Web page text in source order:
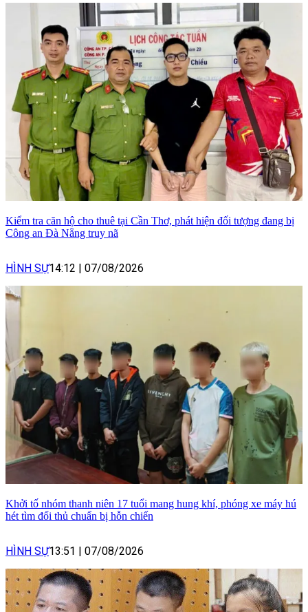
Kiểm tra căn hộ cho thuê tại Cần Thơ, phát hiện đối tượng đang bị
Công an Đà Nẵng truy nã
HÌNH SỰ14:12 07/08/2026
Khởi tố nhóm thanh niên 17 tuổi mang hung khí, phóng xe máy hú
hét tìm đối thủ chuẩn bị hỗn chiến
HÌNH SỰ13:51 07/08/2026